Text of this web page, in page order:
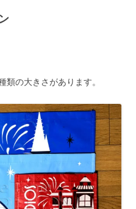
類の大きさがあります。